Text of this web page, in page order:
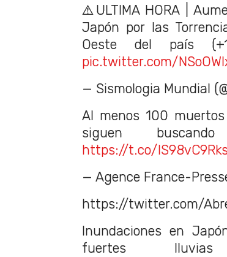
⚠️ULTIMA HORA |
Japón por las
Oeste del país
pic.twitter.com/
— Sismologia Mundial
Al menos 100
siguen
https://t.co/
— Agence France-
https://twitter.com/
Inundaciones en
fuertes